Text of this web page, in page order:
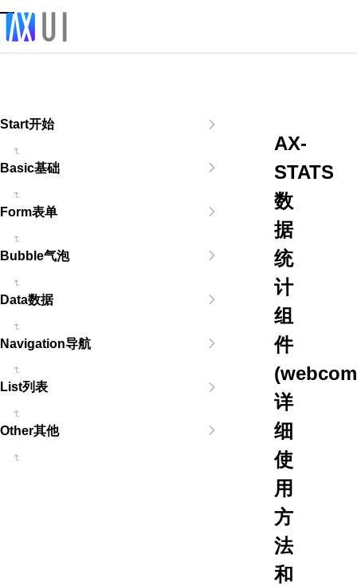
Start开始
Basic基础
Form表单
Bubble气泡
Data数据
Navigation导航
List列表
Other其他
AX-
STATS
数
据
统
计
组
件
详
细
使
用
方
法
和